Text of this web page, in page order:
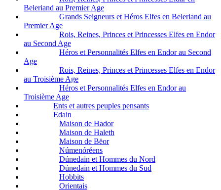
Beleriand au Premier Age
Grands Seigneurs et Héros Elfes en Beleriand au
Premier Age
Rois, Reines, Princes et Princesses Elfes en Endor
au Second Age
Héros et Personnalités Elfes en Endor au Second
Age
Rois, Reines, Princes et Princesses Elfes en Endor
au Troisième Age
Héros et Personnalités Elfes en Endor au
Troisième Age
Ents et autres peuples pensants
Edain
Maison de Hador
Maison de Haleth
Maison de Bëor
Númenóréens
Dúnedain et Hommes du Nord
Dúnedain et Hommes du Sud
Hobbits
Orientais